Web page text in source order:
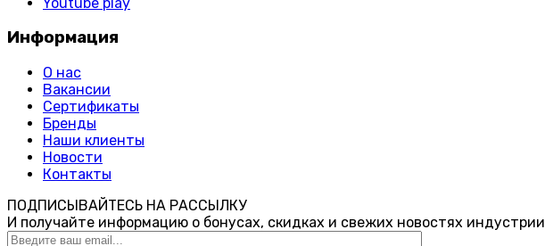
Информация
О нас
Вакансии
Сертификаты
Бренды
Наши клиенты
Новости
Контакты
ПОДПИСЫВАЙТЕСЬ НА РАССЫЛКУ
И получайте информацию о бонусах, скидках и свежих новостях индустрии